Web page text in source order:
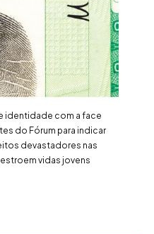
identidade com a face
do Fórum para indicar
devastadores nas
vidas jovens